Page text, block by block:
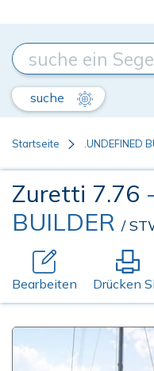
suche
Startseite .UNDEFINED
Zuretti 7.76
BUILDER /
Bearbeiten Drücken